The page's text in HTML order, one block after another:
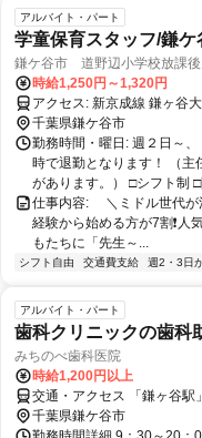
アルバイト・パート
学童保育スタッフ/鎌
鎌ケ谷市 道野辺小学校放課
時給1,250円～1,320円
アクセス: 新京成線
千葉県鎌ケ谷市
勤務時間・曜日: 週２日～
時で退勤となります！ （主
があります。） □シフト制
仕事内容: ⠀ ＼ミドル世代
経験から始める方が7割❗
もたちに「先生～...
シフト自由 交通費支給 週2・3日
アルバイト・パート
歯科クリニックの歯科
みちのべ歯科医院
時給1,200円以上
交通・アクセス 「鎌ヶ谷駅
千葉県鎌ケ谷市